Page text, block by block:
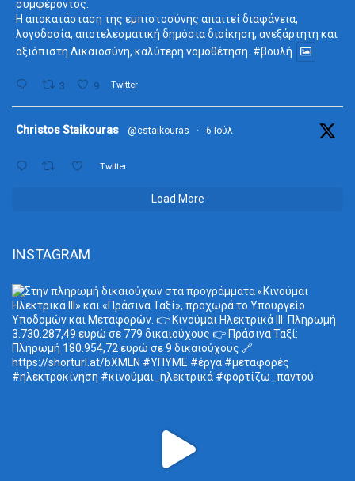
συμφέροντος.
Η αποκατάσταση της εμπιστοσύνης απαιτεί διαφάνεια,
λογοδοσία, αποτελεσματική δημόσια διοίκηση, ανεξάρτητη και
αξιόπιστη Δικαιοσύνη, καλύτερη νομοθέτηση. #βουλή
3 9 Twitter
Christos Staikouras @cstaikouras · 6 Ιούλ
Twitter
Load More
INSTAGRAM